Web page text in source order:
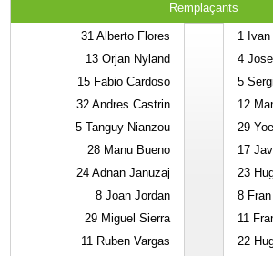
Remplaçants
31 Alberto Flores
13 Orjan Nyland
15 Fabio Cardoso
32 Andres Castrin
5 Tanguy Nianzou
28 Manu Bueno
24 Adnan Januzaj
8 Joan Jordan
29 Miguel Sierra
11 Ruben Vargas
1
4
5
12
29
17
23
8
11
22